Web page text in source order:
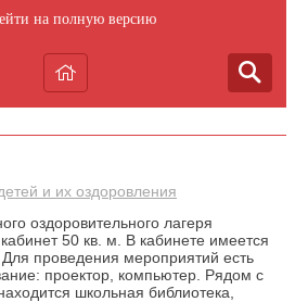
на полную версию
и их оздоровления
оздоровительного лагеря
50 кв. м. В кабинете имеется
проведения мероприятий есть
проектор, компьютер. Рядом с
школьная библиотека,